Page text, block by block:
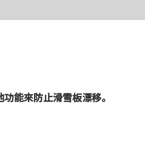
能來防止滑雪板漂移。